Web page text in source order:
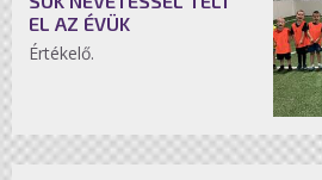
EL AZ ÉVÜK
Értékelő.